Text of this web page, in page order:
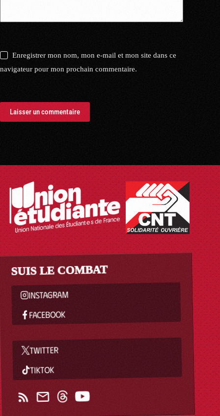
Enregistrer mon nom, mon e-mail et mon site dans ce
navigateur pour mon prochain commentaire.
Laisser un commentaire
SUIS LE COMBAT
INSTAGRAM
FACEBOOK
TWITTER
TIKTOK